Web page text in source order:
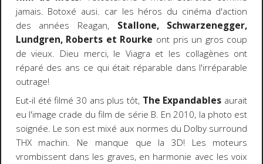
jamais. Botoxé ausi. car les héros du cinéma d'action
des années Reagan, Stallone, Schwarzenegger,
Lundgren, Roberts et Rourke ont pris un gros coup
de vieux. Dieu merci, le Viagra et les collagènes ont
réparé des ans ce qui était réparable dans l'irréparable
outrage!
Eut-il été filmé 30 ans plus tôt, The Expandables aurait
eu l'image crade du film de série B. En 2010, la photo est
soignée. Le son est mixé aux normes du Dolby surround
THX machin. Ne manque que la 3D! Les moteurs
vrombissent dans les graves, en harmonie avec les voix